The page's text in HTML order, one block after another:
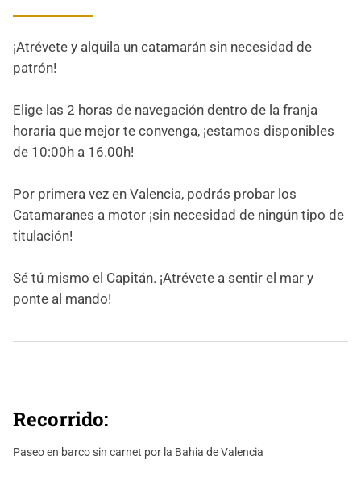
¡Atrévete y alquila un catamarán sin necesidad de
patrón!
Elige las 2 horas de navegación dentro de la franja
horaria que mejor te convenga, ¡estamos disponibles
de 10:00h a 16.00h!
Por primera vez en Valencia, podrás probar los
Catamaranes a motor ¡sin necesidad de ningún tipo de
titulación!
Sé tú mismo el Capitán. ¡Atrévete a sentir el mar y
ponte al mando!
Recorrido:
Paseo en barco sin carnet por la Bahia de Valencia